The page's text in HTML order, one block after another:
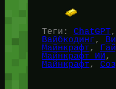
Теги: ChatGPT,
Вайбкодинг,
Майнкрафт,
Майнкрафт ИИ ,
Майнкрафт,